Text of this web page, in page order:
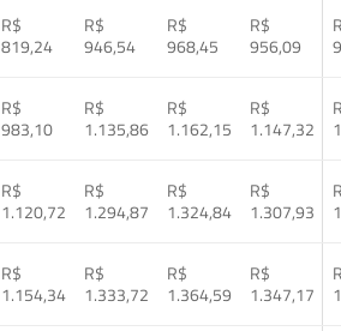
R$
819,24
R$
946,54
R$
968,45
R$
956,09
R$
983,10
R$
1.135,86
R$
1.162,15
R$
1.147,32
R$
1.120,72
R$
1.294,87
R$
1.324,84
R$
1.307,93
R$
1.154,34
R$
1.333,72
R$
1.364,59
R$
1.347,17